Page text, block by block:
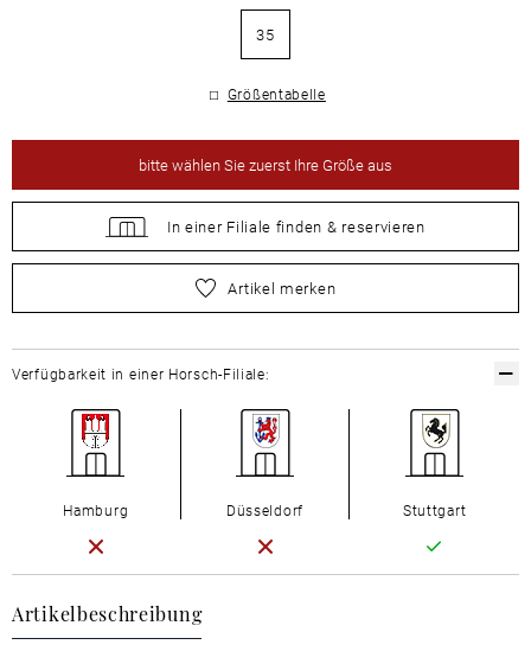
35
Größentabelle
bittewählen Sie zuerst Ihre Größe aus
In einer Filiale finden & reservieren
wählen Sie zuerst Ihre Größe aus
Artikel merken
Artikelbeschreibung
Verfügbarkeit in einer Horsch-Filiale:
Hamburg Düsseldorf Stuttgart